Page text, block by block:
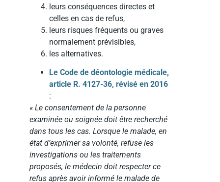
leurs conséquences directes et
celles en cas de refus,
leurs risques fréquents ou graves
normalement prévisibles,
les alternatives.
Le Code de déontologie médicale,
article R. 4127-36, révisé en 2016
:
« Le consentement de la personne
examinée ou soignée doit être recherché
dans tous les cas. Lorsque le malade, en
état d’exprimer sa volonté, refuse les
investigations ou les traitements
proposés, le médecin doit respecter ce
refus après avoir informé le malade de